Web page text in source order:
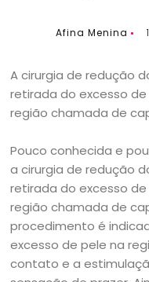
Afina Menina
A cirurgia de redução
retirada do excesso
região chamada de
Pouco conhecida e
a cirurgia de redução
retirada do excesso
região chamada de
procedimento é
excesso de pele na
contato e a